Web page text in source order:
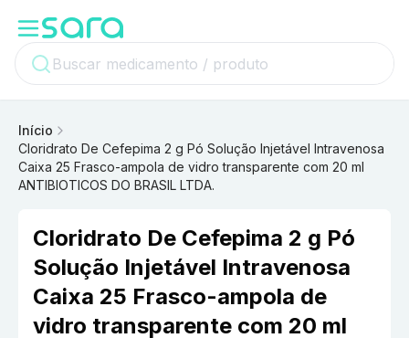
Início
Cloridrato De Cefepima 2 g Pó Solução Injetável Intravenosa
Caixa 25 Frasco-ampola de vidro transparente com 20 ml
ANTIBIOTICOS DO BRASIL LTDA.
Cloridrato De Cefepima 2 g Pó
Solução Injetável Intravenosa
Caixa 25 Frasco-ampola de
vidro transparente com 20 ml